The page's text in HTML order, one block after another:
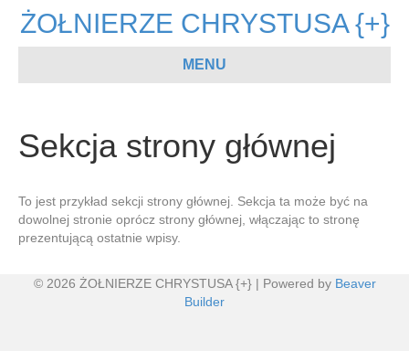
ŻOŁNIERZE CHRYSTUSA {+}
MENU
Sekcja strony głównej
To jest przykład sekcji strony głównej. Sekcja ta może być na
dowolnej stronie oprócz strony głównej, włączając to stronę
prezentującą ostatnie wpisy.
© 2026 ŻOŁNIERZE CHRYSTUSA {+} | Powered by Beaver
Builder